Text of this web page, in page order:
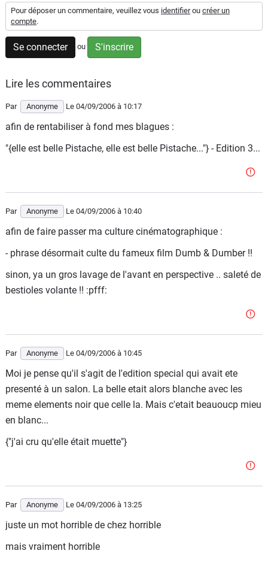
Utilitaires
Flottes
Auto
Services
Forum
Moto
Pour déposer un commentaire, veuillez vous identifierou créer un
compte.
Se connecter ou S'inscrire
Lire les commentaires
Par Anonyme Le 04/09/2006 à 10:17
afin de rentabiliser à fond mes blagues :
"{elle est belle Pistache, elle est belle Pistache..."} - Edition 3...
Par Anonyme Le 04/09/2006 à 10:40
afin de faire passer ma culture cinématographique :
- phrase désormait culte du fameux film Dumb & Dumber !!
sinon, ya un gros lavage de l'avant en perspective .. saleté de
bestioles volante !! :pfff:
Par Anonyme Le 04/09/2006 à 10:45
Moi je pense qu'il s'agit de l'edition special qui avait ete
presenté à un salon. La belle etait alors blanche avec les
meme elements noir que celle la. Mais c'etait beauoucp mieu
en blanc...
{"j'ai cru qu'elle était muette"}
Par Anonyme Le 04/09/2006 à 13:25
juste un mot horrible de chez horrible
mais vraiment horrible